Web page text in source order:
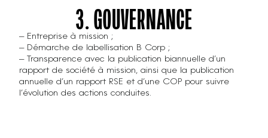
3. GOUVERNANCE
– Entreprise à mission ;
– Démarche de labellisation B Corp ;
– Transparence avec la publication biannuelle d’un
rapport de société à mission, ainsi que la publication
annuelle d’un rapport RSE et d’une COP pour suivre
l’évolution des actions conduites.